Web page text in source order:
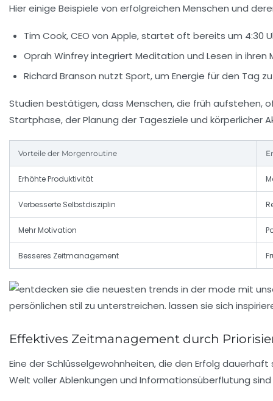
Hier einige Beispiele von erfolgreichen Menschen und
Tim Cook, CEO von Apple, startet oft bereits um 4:30
Oprah Winfrey integriert Meditation und Lesen in ihren
Richard Branson nutzt Sport, um Energie für den Tag
Studien bestätigen, dass Menschen, die früh aufstehen,
Startphase, der Planung der Tagesziele und körperlicher
Vorteile der Morgenroutine
Erhöhte Produktivität
Verbesserte Selbstdisziplin
Mehr Motivation
Besseres Zeitmanagement
Effektives Zeitmanagement durch
Eine der Schlüsselgewohnheiten, die den Erfolg
Welt voller Ablenkungen und Informationsüberflutung